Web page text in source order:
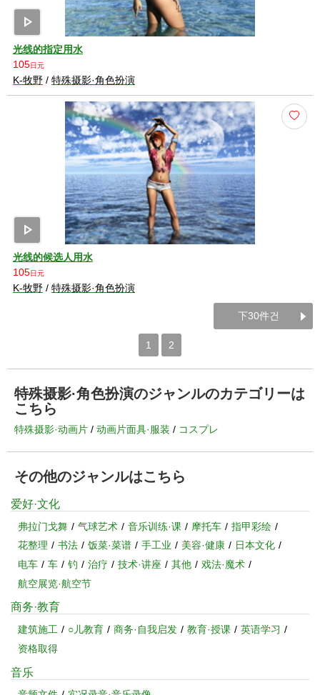
play_arrow
光线的指定用水
105日元
K-牧野 / 特殊摄影·角色扮演
play_arrow
光线的候选人用水
105日元
K-牧野 / 特殊摄影·角色扮演
下30件건
1 2
特殊摄影·角色扮演のジャンルのカテゴリーは
こちら
特殊摄影·动画片 动画片面具·服装 コスプレ
その他のジャンルはこちら
爱好·文化
弗拉门戈舞 气球艺术 音乐训练·课 摩托车
指甲彩绘
花整理
书法 饭菜·菜谱 手工业 美容·健康
日本文化
电车
车 钓 治疗 技术·讲座 其他
戏法·魔术
航空展览·航空节
商务·教育
建筑施工 ○儿教育 商务·自我启发 教育·授课
英语学习
资格取得
音乐